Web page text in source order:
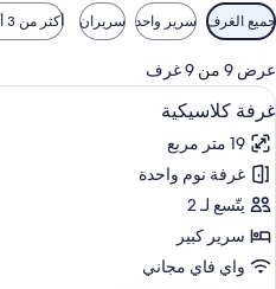
عوامل
التصفية
المتاحة
للغرف
جميع الغرف سرير واحد سريران أكثر من 3 أسرّة
عرض 9 من 9 غرف
استعراض
جميع
صور
غرفة
كلاسيكية
6
غرفة كلاسيكية
19 متر مربع
غرفة نوم واحدة
يتّسع لـ 2
سرير كبير
واي فاي مجاني